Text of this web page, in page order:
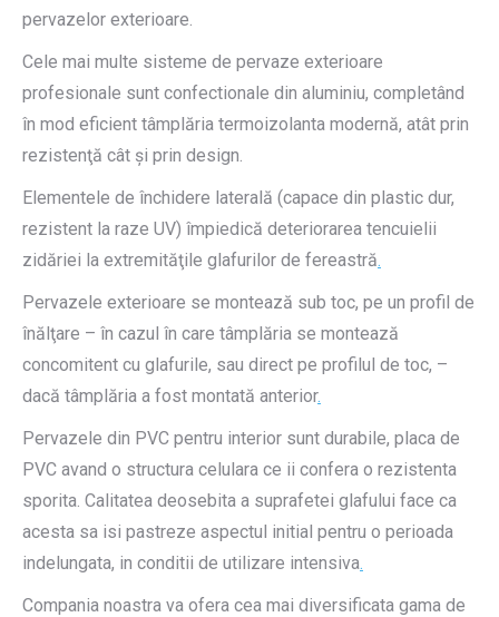
pervazelor exterioare.
Cele mai multe sisteme de pervaze exterioare
profesionale sunt confectionale din aluminiu, completând
în mod eficient tâmplăria termoizolanta modernă, atât prin
rezistenţă cât şi prin design.
Elementele de închidere laterală (capace din plastic dur,
rezistent la raze UV) împiedică deteriorarea tencuielii
zidăriei la extremităţile glafurilor de fereastră.
Pervazele exterioare se montează sub toc, pe un profil de
înălţare – în cazul în care tâmplăria se montează
concomitent cu glafurile, sau direct pe profilul de toc, –
dacă tâmplăria a fost montată anterior.
Pervazele din PVC pentru interior sunt durabile, placa de
PVC avand o structura celulara ce ii confera o rezistenta
sporita. Calitatea deosebita a suprafetei glafului face ca
acesta sa isi pastreze aspectul initial pentru o perioada
indelungata, in conditii de utilizare intensiva.
Compania noastra va ofera cea mai diversificata gama de